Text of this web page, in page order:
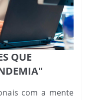
QUE
com a mente